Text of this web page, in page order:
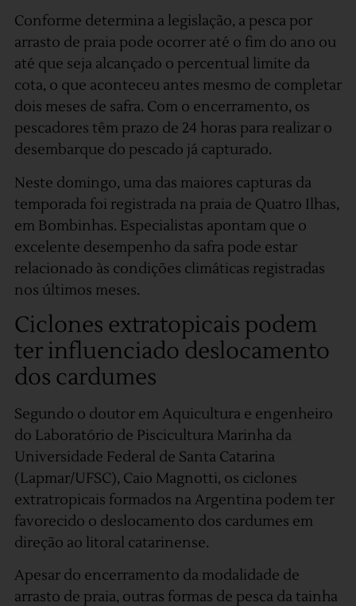
Conforme determina a legislação, a pesca por
arrasto de praia pode ocorrer até o fim do ano ou
até que seja alcançado o percentual limite da
cota, o que aconteceu antes mesmo de completar
dois meses de safra. Com o encerramento, os
pescadores têm prazo de 24 horas para realizar o
desembarque do pescado já capturado.
Neste domingo, uma das maiores capturas da
temporada foi registrada na praia de Quatro Ilhas,
em Bombinhas. Especialistas apontam que o
excelente desempenho da safra pode estar
relacionado às condições climáticas registradas
nos últimos meses.
Ciclones extratopicais podem
ter influenciado deslocamento
dos cardumes
Segundo o doutor em Aquicultura e engenheiro
do Laboratório de Piscicultura Marinha da
Universidade Federal de Santa Catarina
(Lapmar/UFSC), Caio Magnotti, os ciclones
extratropicais formados na Argentina podem ter
favorecido o deslocamento dos cardumes em
direção ao litoral catarinense.
Apesar do encerramento da modalidade de
arrasto de praia, outras formas de pesca da tainha